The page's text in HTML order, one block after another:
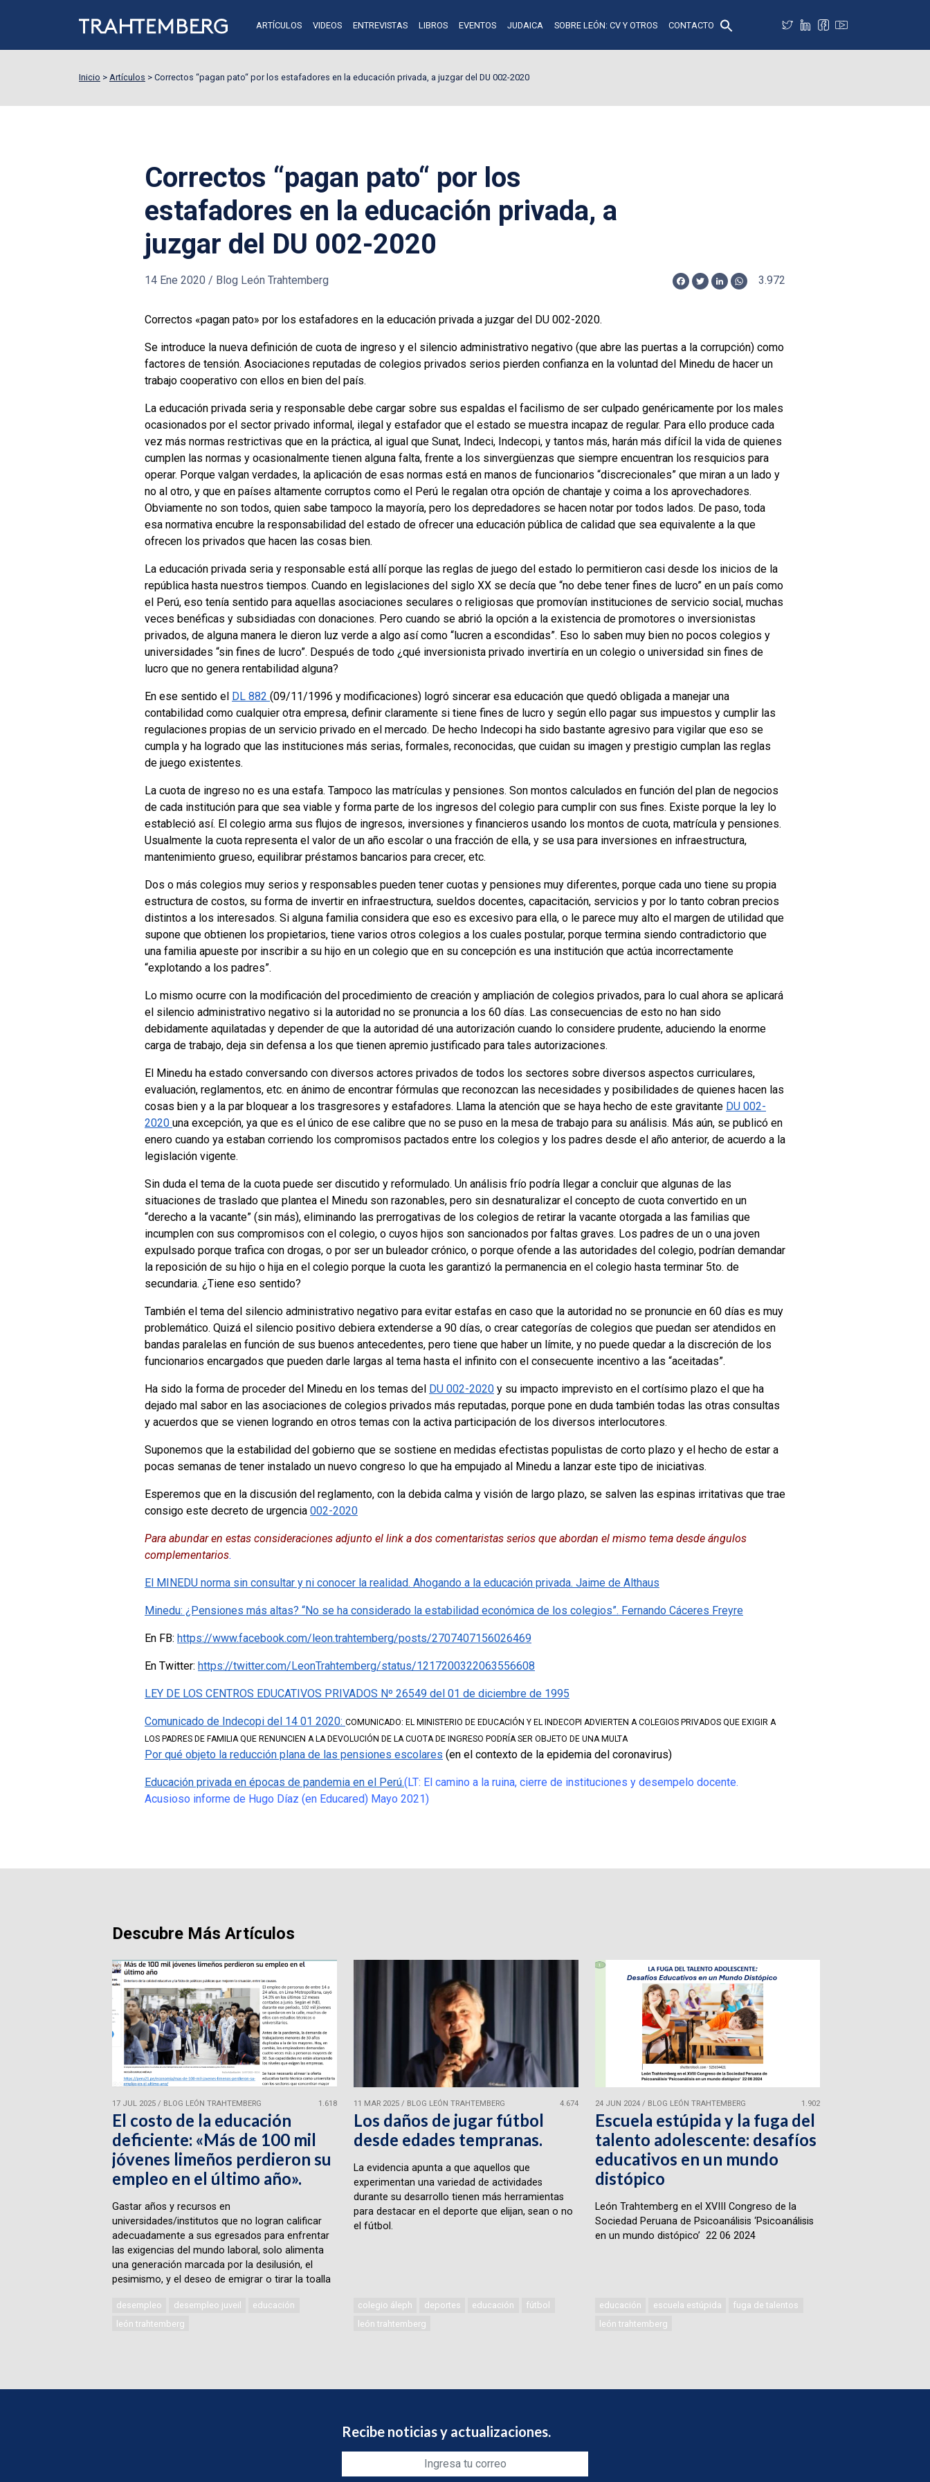
ARTÍCULOS VIDEOS ENTREVISTAS LIBROS EVENTOS JUDAICA SOBRE LEÓN: CV Y OTROS CONTACTO
Inicio > Artículos > Correctos “pagan pato“ por los estafadores en la educación privada, a juzgar del DU 002-2020
Correctos “pagan pato“ por los
estafadores en la educación privada, a
juzgar del DU 002-2020
14 Ene 2020 / Blog León Trahtemberg
Facebook
TwitterLinkedInWhatsApp
3.972
Correctos «pagan pato» por los estafadores en la educación privada a juzgar del DU 002-2020.
Se introduce la nueva definición de cuota de ingreso y el silencio administrativo negativo (que abre las puertas a la corrupción) como
factores de tensión. Asociaciones reputadas de colegios privados serios pierden confianza en la voluntad del Minedu de hacer un
trabajo cooperativo con ellos en bien del país.
La educación privada seria y responsable debe cargar sobre sus espaldas el facilismo de ser culpado genéricamente por los males
ocasionados por el sector privado informal, ilegal y estafador que el estado se muestra incapaz de regular. Para ello produce cada
vez más normas restrictivas que en la práctica, al igual que Sunat, Indeci, Indecopi, y tantos más, harán más difícil la vida de quienes
cumplen las normas y ocasionalmente tienen alguna falta, frente a los sinvergüenzas que siempre encuentran los resquicios para
operar. Porque valgan verdades, la aplicación de esas normas está en manos de funcionarios “discrecionales” que miran a un lado y
no al otro, y que en países altamente corruptos como el Perú le regalan otra opción de chantaje y coima a los aprovechadores.
Obviamente no son todos, quien sabe tampoco la mayoría, pero los depredadores se hacen notar por todos lados. De paso, toda
esa normativa encubre la responsabilidad del estado de ofrecer una educación pública de calidad que sea equivalente a la que
ofrecen los privados que hacen las cosas bien.
La educación privada seria y responsable está allí porque las reglas de juego del estado lo permitieron casi desde los inicios de la
república hasta nuestros tiempos. Cuando en legislaciones del siglo XX se decía que “no debe tener fines de lucro” en un país como
el Perú, eso tenía sentido para aquellas asociaciones seculares o religiosas que promovían instituciones de servicio social, muchas
veces benéficas y subsidiadas con donaciones. Pero cuando se abrió la opción a la existencia de promotores o inversionistas
privados, de alguna manera le dieron luz verde a algo así como “lucren a escondidas”. Eso lo saben muy bien no pocos colegios y
universidades “sin fines de lucro”. Después de todo ¿qué inversionista privado invertiría en un colegio o universidad sin fines de
lucro que no genera rentabilidad alguna?
En ese sentido el DL 882 (09/11/1996 y modificaciones) logró sincerar esa educación que quedó obligada a manejar una
contabilidad como cualquier otra empresa, definir claramente si tiene fines de lucro y según ello pagar sus impuestos y cumplir las
regulaciones propias de un servicio privado en el mercado. De hecho Indecopi ha sido bastante agresivo para vigilar que eso se
cumpla y ha logrado que las instituciones más serias, formales, reconocidas, que cuidan su imagen y prestigio cumplan las reglas
de juego existentes.
La cuota de ingreso no es una estafa. Tampoco las matrículas y pensiones. Son montos calculados en función del plan de negocios
de cada institución para que sea viable y forma parte de los ingresos del colegio para cumplir con sus fines. Existe porque la ley lo
estableció así. El colegio arma sus flujos de ingresos, inversiones y financieros usando los montos de cuota, matrícula y pensiones.
Usualmente la cuota representa el valor de un año escolar o una fracción de ella, y se usa para inversiones en infraestructura,
mantenimiento grueso, equilibrar préstamos bancarios para crecer, etc.
Dos o más colegios muy serios y responsables pueden tener cuotas y pensiones muy diferentes, porque cada uno tiene su propia
estructura de costos, su forma de invertir en infraestructura, sueldos docentes, capacitación, servicios y por lo tanto cobran precios
distintos a los interesados. Si alguna familia considera que eso es excesivo para ella, o le parece muy alto el margen de utilidad que
supone que obtienen los propietarios, tiene varios otros colegios a los cuales postular, porque termina siendo contradictorio que
una familia apueste por inscribir a su hijo en un colegio que en su concepción es una institución que actúa incorrectamente
“explotando a los padres”.
Lo mismo ocurre con la modificación del procedimiento de creación y ampliación de colegios privados, para lo cual ahora se aplicará
el silencio administrativo negativo si la autoridad no se pronuncia a los 60 días. Las consecuencias de esto no han sido
debidamente aquilatadas y depender de que la autoridad dé una autorización cuando lo considere prudente, aduciendo la enorme
carga de trabajo, deja sin defensa a los que tienen apremio justificado para tales autorizaciones.
El Minedu ha estado conversando con diversos actores privados de todos los sectores sobre diversos aspectos curriculares,
evaluación, reglamentos, etc. en ánimo de encontrar fórmulas que reconozcan las necesidades y posibilidades de quienes hacen las
cosas bien y a la par bloquear a los trasgresores y estafadores. Llama la atención que se haya hecho de este gravitante DU 002-
2020 una excepción, ya que es el único de ese calibre que no se puso en la mesa de trabajo para su análisis. Más aún, se publicó en
enero cuando ya estaban corriendo los compromisos pactados entre los colegios y los padres desde el año anterior, de acuerdo a la
legislación vigente.
Sin duda el tema de la cuota puede ser discutido y reformulado. Un análisis frío podría llegar a concluir que algunas de las
situaciones de traslado que plantea el Minedu son razonables, pero sin desnaturalizar el concepto de cuota convertido en un
“derecho a la vacante” (sin más), eliminando las prerrogativas de los colegios de retirar la vacante otorgada a las familias que
incumplen con sus compromisos con el colegio, o cuyos hijos son sancionados por faltas graves. Los padres de un o una joven
expulsado porque trafica con drogas, o por ser un buleador crónico, o porque ofende a las autoridades del colegio, podrían demandar
la reposición de su hijo o hija en el colegio porque la cuota les garantizó la permanencia en el colegio hasta terminar 5to. de
secundaria. ¿Tiene eso sentido?
También el tema del silencio administrativo negativo para evitar estafas en caso que la autoridad no se pronuncie en 60 días es muy
problemático. Quizá el silencio positivo debiera extenderse a 90 días, o crear categorías de colegios que puedan ser atendidos en
bandas paralelas en función de sus buenos antecedentes, pero tiene que haber un límite, y no puede quedar a la discreción de los
funcionarios encargados que pueden darle largas al tema hasta el infinito con el consecuente incentivo a las “aceitadas”.
Ha sido la forma de proceder del Minedu en los temas del DU 002-2020 y su impacto imprevisto en el cortísimo plazo el que ha
dejado mal sabor en las asociaciones de colegios privados más reputadas, porque pone en duda también todas las otras consultas
y acuerdos que se vienen logrando en otros temas con la activa participación de los diversos interlocutores.
Suponemos que la estabilidad del gobierno que se sostiene en medidas efectistas populistas de corto plazo y el hecho de estar a
pocas semanas de tener instalado un nuevo congreso lo que ha empujado al Minedu a lanzar este tipo de iniciativas.
Esperemos que en la discusión del reglamento, con la debida calma y visión de largo plazo, se salven las espinas irritativas que trae
consigo este decreto de urgencia 002-2020
Para abundar en estas consideraciones adjunto el link a dos comentaristas serios que abordan el mismo tema desde ángulos
complementarios.
El MINEDU norma sin consultar y ni conocer la realidad. Ahogando a la educación privada. Jaime de Althaus
Minedu: ¿Pensiones más altas? “No se ha considerado la estabilidad económica de los colegios”. Fernando Cáceres Freyre
En FB: https://www.facebook.com/leon.trahtemberg/posts/2707407156026469
En Twitter: https://twitter.com/LeonTrahtemberg/status/1217200322063556608
LEY DE LOS CENTROS EDUCATIVOS PRIVADOS Nº 26549 del 01 de diciembre de 1995
Comunicado de Indecopi del 14 01 2020: COMUNICADO: EL MINISTERIO DE EDUCACIÓN Y EL INDECOPI ADVIERTEN A COLEGIOS PRIVADOS QUE EXIGIR A
LOS PADRES DE FAMILIA QUE RENUNCIEN A LA DEVOLUCIÓN DE LA CUOTA DE INGRESO PODRÍA SER OBJETO DE UNA MULTA
Por qué objeto la reducción plana de las pensiones escolares (en el contexto de la epidemia del coronavirus)
Educación privada en épocas de pandemia en el Perú.(LT: El camino a la ruina, cierre de instituciones y desempelo docente.
Acusioso informe de Hugo Díaz (en Educared) Mayo 2021)
Descubre Más Artículos
17 JUL 2025/ BLOG LEÓN TRAHTEMBERG 1.618
El costo de la educación
deficiente: «Más de 100 mil
jóvenes limeños perdieron su
empleo en el último año».
Gastar años y recursos en
universidades/institutos que no logran calificar
adecuadamente a sus egresados para enfrentar
las exigencias del mundo laboral, solo alimenta
una generación marcada por la desilusión, el
pesimismo, y el deseo de emigrar o tirar la toalla
desempleo desempleo juveil
educación
león trahtemberg
11 MAR 2025/ BLOG LEÓN TRAHTEMBERG 4.674
Los daños de jugar fútbol
desde edades tempranas.
La evidencia apunta a que aquellos que
experimentan una variedad de actividades
durante su desarrollo tienen más herramientas
para destacar en el deporte que elijan, sean o no
el fútbol.
colegio áleph deportes educación
fútbol
león trahtemberg
24 JUN 2024/ BLOG LEÓN TRAHTEMBERG 1.902
Escuela estúpida y la fuga del
talento adolescente: desafíos
educativos en un mundo
distópico
León Trahtemberg en el XVIII Congreso de la
Sociedad Peruana de Psicoanálisis ‘Psicoanálisis
en un mundo distópico’ 22 06 2024
educación escuela estúpida
fuga de talentos
león trahtemberg
Recibe noticias y actualizaciones.